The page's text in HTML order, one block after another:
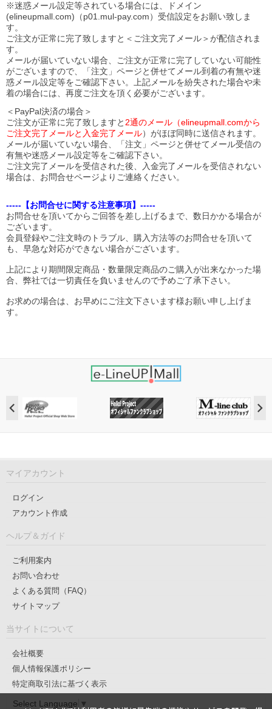
※迷惑メール設定等されている場合には、ドメイン
(elineupmall.com)（p01.mul-pay.com）受信設定をお願い致しま
す。
ご注文が正常に完了致しますと＜ご注文完了メール＞が配信されま
す。
メールが届いていない場合、ご注文が正常に完了していない可能性
がございますので、「注文」ページと併せてメール到着の有無や迷
惑メール設定等をご確認下さい。
上記メールを紛失された場合や未
着の場合には、再度ご注文を頂く必要がございます。
＜PayPal決済の場合＞
ご注文が正常に完了致しますと 2通のメール（elineupmall.comから
ご注文完了メールと入金完了メール）がほぼ同時に送信されます。
メールが届いていない場合、「注文」ページと併せてメール受信の
有無や迷惑メール設定等をご確認下さい。
ご注文完了メールを受信された後、入金完了メールを受信されない
場合は、お問合せページよりご連絡ください。
-----【お問合せに関する注意事項】-----
お問合せを頂いてからご回答を差し上げるまで、数日かかる場合が
ございます。
会員登録やご注文時のトラブル、購入方法等のお問合せを頂いて
も、早急な対応ができない場合がございます。
上記により期間限定商品・数量限定商品のご購入が出来なかった場
合、弊社では一切責任を負いませんので予めご了承下さい。
お求めの場合は、お早めにご注文下さいます様お願い申し上げま
す。
マイアカウント
ログイン
アカウント作成
ヘルプ＆ガイド
ご利用案内
お問い合わせ
よくある質問（FAQ）
サイトマップ
当サイトについて
会社概要
個人情報保護ポリシー
特定商取引法に基づく表示
Select Language ▼